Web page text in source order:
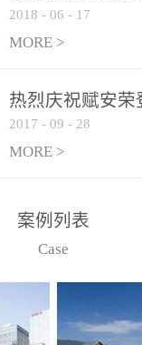
构
火灾
。
可
多
从现
慧消防新荣耀
2018 - 06 - 17
MORE >
热烈庆祝赋安荣
联合采购战略合
2017 - 09 - 28
MORE >
案例列表
Case